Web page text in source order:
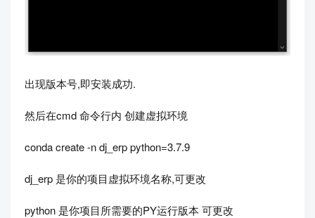
出现版本号,即安装成功.
然后在cmd 命令行内 创建虚拟环境
conda create -n dj_erp python=3.7.9
dj_erp 是你的项目虚拟环境名称,可更改
python 是你项目所需要的PY运行版本 可更改